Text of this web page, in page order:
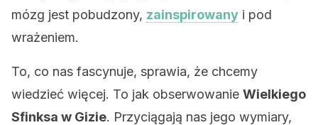
mózg jest pobudzony, zainspirowany i pod
wrażeniem.
To, co nas fascynuje, sprawia, że ​​chcemy
wiedzieć więcej. To jak obserwowanie Wielkiego
Sfinksa w Gizie. Przyciągają nas jego wymiary,